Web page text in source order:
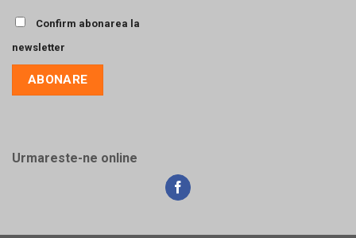
Confirm abonarea la
newsletter
Urmareste-ne online